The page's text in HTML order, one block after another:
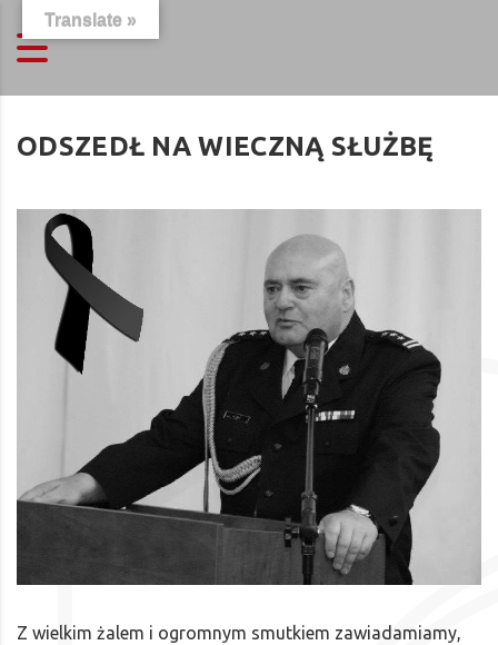
ODSZEDŁ NA WIECZNĄ SŁUŻBĘ
Z wielkim żalem i ogromnym smutkiem zawiadamiamy,
Translate »